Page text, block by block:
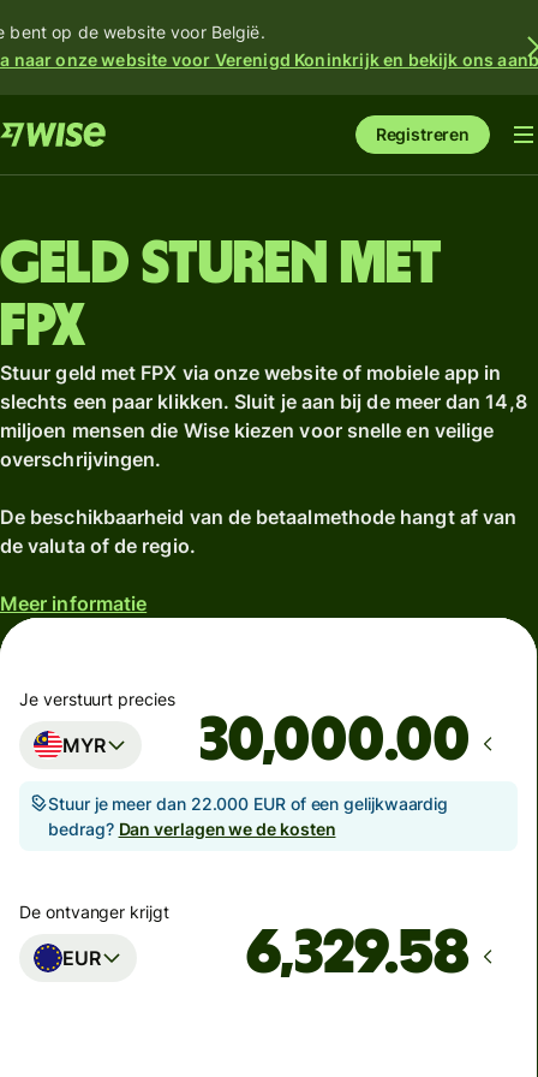
bent op de website voor België.
naar onze website voor Verenigd Koninkrijk en bekijk ons
Registreren
Geld sturen met
FPX
Stuur geld met FPX via onze website of mobiele app in
slechts een paar klikken. Sluit je aan bij de meer dan 14,8
miljoen mensen die Wise kiezen voor snelle en veilige
overschrijvingen.
De beschikbaarheid van de betaalmethode hangt af van
de valuta of de regio.
Meer informatie
Je verstuurt precies
MYR .00
Stuur je meer dan 22.000 EUR of een gelijkwaardig
bedrag? Dan verlagen we de kosten
De ontvanger krijgt
EUR